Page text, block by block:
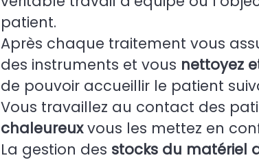
patient.
Après chaque traitement vous
des instruments et vous nettoyez
de pouvoir accueillir le patient
Vous travaillez au contact des
chaleureuxvous les mettez en
La gestion des stocks du matériel